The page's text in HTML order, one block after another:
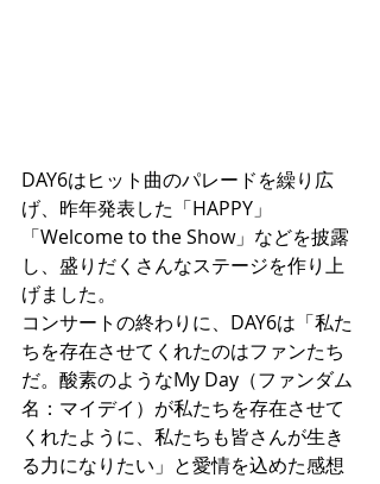
DAY6はヒット曲のパレードを繰り広
げ、昨年発表した「HAPPY」
「Welcome to the Show」などを披露
し、盛りだくさんなステージを作り上
げました。
コンサートの終わりに、DAY6は「私た
ちを存在させてくれたのはファンたち
だ。酸素のようなMy Day（ファンダム
名：マイデイ）が私たちを存在させて
くれたように、私たちも皆さんが生き
る力になりたい」と愛情を込めた感想